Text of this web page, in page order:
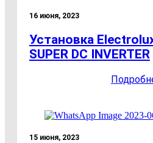
16 июня, 2023
Установка
SUPER DC INVERTER
15 июня, 2023